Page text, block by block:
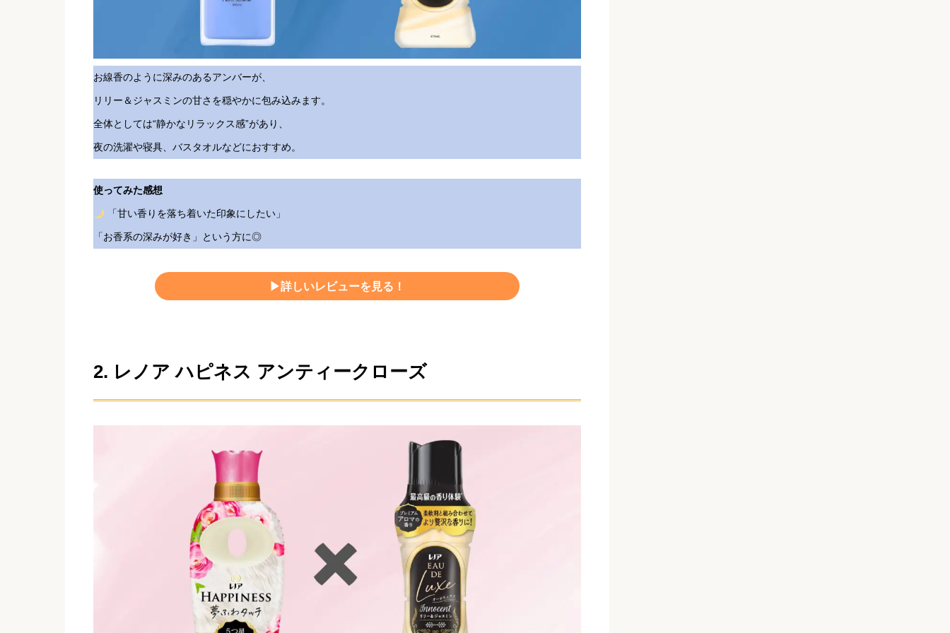
お線香のように深みのあるアンバーが、
リリー＆ジャスミンの甘さを穏やかに包み込みます。
全体としては“静かなリラックス感”があり、
夜の洗濯や寝具、バスタオルなどにおすすめ。
使ってみた感想
「甘い香りを落ち着いた印象にしたい」
「お香系の深みが好き」という方に◎
▶︎詳しいレビューを見る！
2. レノア ハピネス アンティークローズ